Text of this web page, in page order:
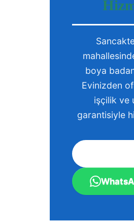
boya
Evinizden
işçilik ve
garantisiyle